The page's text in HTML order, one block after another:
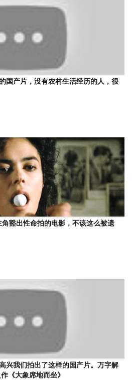
国产片，没有农村生活经历的人，很
角豁出性命拍的电影，不该这么被遗
兴我们拍出了这样的国产片。万字解
《大象席地而坐》